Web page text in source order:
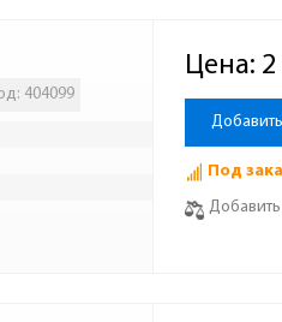
404099
Цена: 2
Под